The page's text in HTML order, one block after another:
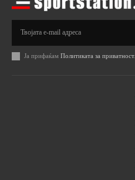
Ја прифаќам Политиката за приватност.